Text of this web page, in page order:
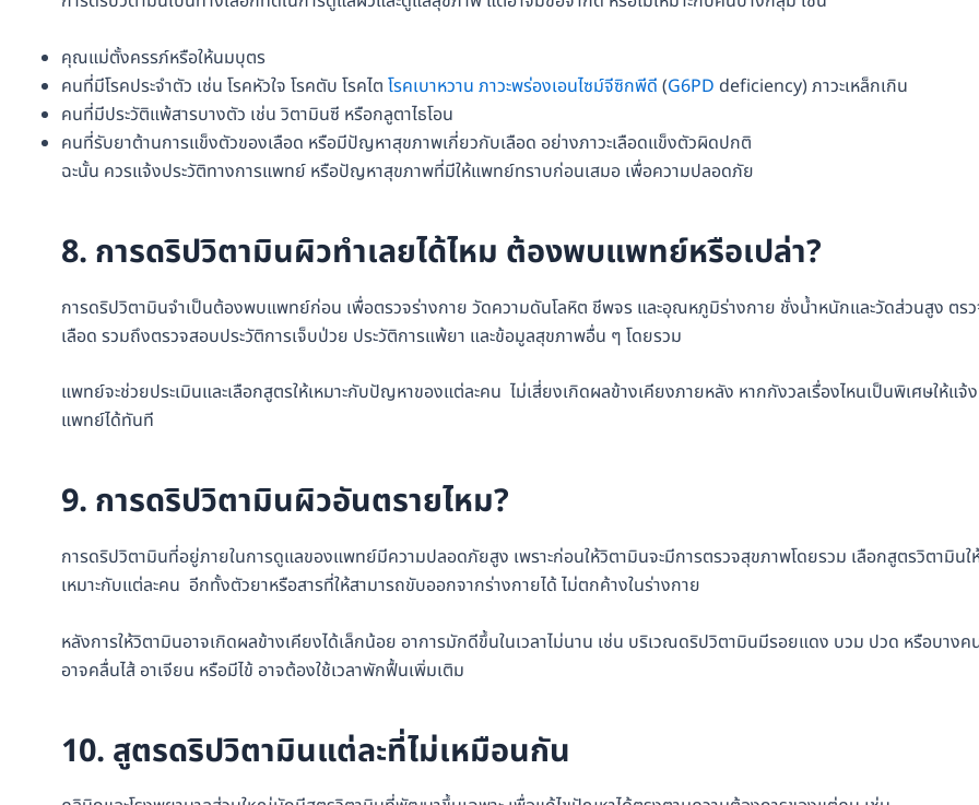
คุณแม่ตั้งครรภ์หรือให้นมบุตร
คนที่มีโรคประจำตัว เช่น โรคหัวใจ โรคตับ โรคไต โรคเบาหวาน ภาวะพร่องเอนไซม์จีซิกพีดี (G6PD deficiency) ภาวะเหล็กเกิน
คนที่มีประวัติแพ้สารบางตัว เช่น วิตามินซี หรือกลูตาไธโอน
คนที่รับยาต้านการแข็งตัวของเลือด หรือมีปัญหาสุขภาพเกี่ยวกับเลือด อย่างภาวะเลือดแข็งตัวผิดปกติ
ฉะนั้น ควรแจ้งประวัติทางการแพทย์ หรือปัญหาสุขภาพที่มีให้แพทย์ทราบก่อนเสมอ เพื่อความปลอดภัย
8. การดริปวิตามินผิวทำเลยได้ไหม ต้องพบแพทย์หรือเปล่า?
การดริปวิตามินจำเป็นต้องพบแพทย์ก่อน เพื่อตรวจร่างกาย วัดความดันโลหิต ชีพจร และอุณหภูมิร่างกาย ชั่งน้ำหนักและวัดส่วนสูง ตร
เลือด รวมถึงตรวจสอบประวัติการเจ็บป่วย ประวัติการแพ้ยา และข้อมูลสุขภาพอื่น ๆ โดยรวม
แพทย์จะช่วยประเมินและเลือกสูตรให้เหมาะกับปัญหาของแต่ละคน ไม่เสี่ยงเกิดผลข้างเคียงภายหลัง หากกังวลเรื่องไหนเป็นพิเศษให้แจ้ง
แพทย์ได้ทันที
9. การดริปวิตามินผิวอันตรายไหม?
การดริปวิตามินที่อยู่ภายในการดูแลของแพทย์มีความปลอดภัยสูง เพราะก่อนให้วิตามินจะมีการตรวจสุขภาพโดยรวม เลือกสูตรวิตามินใ
เหมาะกับแต่ละคน อีกทั้งตัวยาหรือสารที่ให้สามารถขับออกจากร่างกายได้ ไม่ตกค้างในร่างกาย
หลังการให้วิตามินอาจเกิดผลข้างเคียงได้เล็กน้อย อาการมักดีขึ้นในเวลาไม่นาน เช่น บริเวณดริปวิตามินมีรอยแดง บวม ปวด หรือบางค
อาจคลื่นไส้ อาเจียน หรือมีไข้ อาจต้องใช้เวลาพักฟื้นเพิ่มเติม
10. สูตรดริปวิตามินแต่ละที่ไม่เหมือนกัน